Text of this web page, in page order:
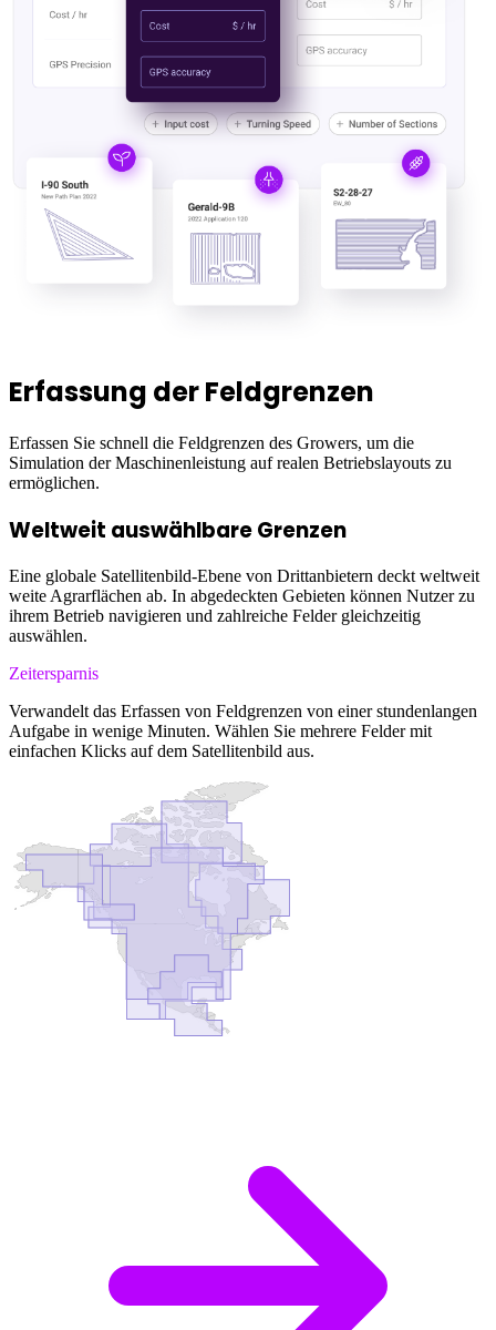
Erfassung der Feldgrenzen
Erfassen Sie schnell die Feldgrenzen des Growers, um die
Simulation der Maschinenleistung auf realen Betriebslayouts zu
ermöglichen.
Weltweit auswählbare Grenzen
Eine globale Satellitenbild-Ebene von Drittanbietern deckt weltweit
weite Agrarflächen ab. In abgedeckten Gebieten können Nutzer zu
ihrem Betrieb navigieren und zahlreiche Felder gleichzeitig
auswählen.
Zeitersparnis
Verwandelt das Erfassen von Feldgrenzen von einer stundenlangen
Aufgabe in wenige Minuten. Wählen Sie mehrere Felder mit
einfachen Klicks auf dem Satellitenbild aus.